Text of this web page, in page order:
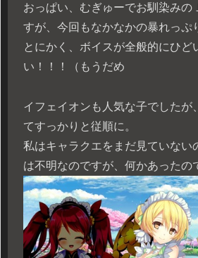
おっぱい、むぎゅーでお馴染みの
すが、今回もなかなかの暴れっぷ
とにかく、ボイスが全般的にひど
い！！！（もうだめ
イフェイオンも人気な子でしたが
てすっかりと従順に。
私はキャラクエをまだ見ていない
は不明なのですが、何かあったの